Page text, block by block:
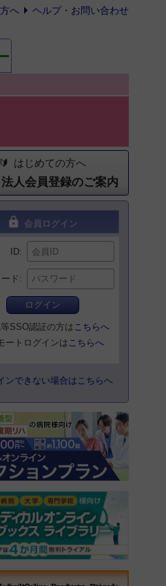
へ ヘルプ・お問い合わせ
はじめての方へ
人会員登録のご案内
lock 会員ログイン
ID
ド
ログイン
SSO認証の方は こちらへ
ートログインは こちらへ
ンできない場合はこちらへ